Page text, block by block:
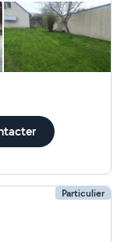
eu le courage
nous
pas
solution pour
Particulier